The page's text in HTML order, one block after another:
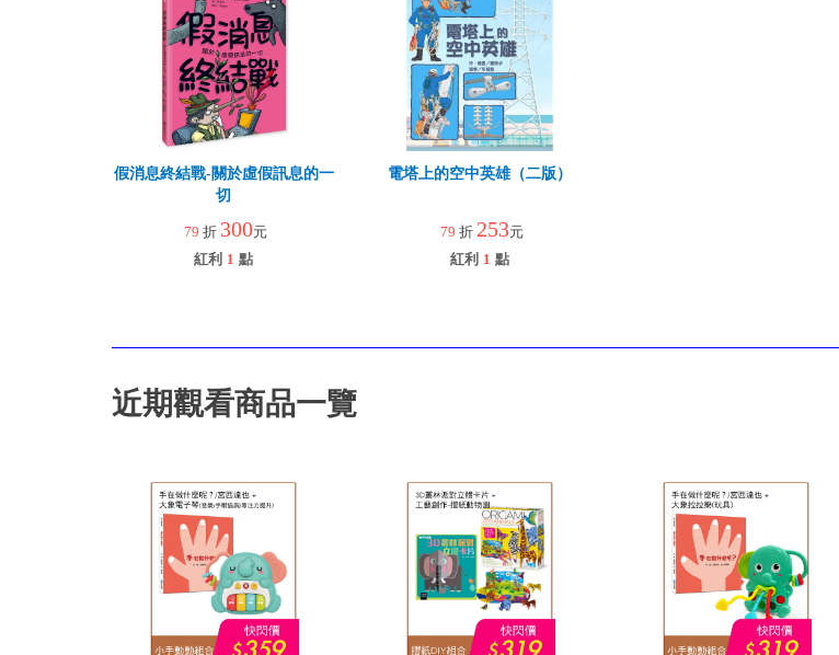
假消息終結戰-關於虛假訊息的一
切
79 折 300元
紅利 1 點
電塔上的空中英雄（二版）
79 折 253元
紅利 1 點
近期觀看商品一覽